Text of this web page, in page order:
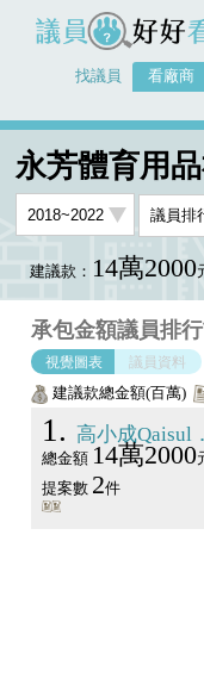
議員好好看
找議員 看廠商
首頁 永芳體育用品
永芳體育用
建議款： 14萬2000
承包金額議員排
視覺圖表 議員資料
建議款總金額(百萬)
1 高小成Qaisul
總金額 14萬2000
提案數 2件